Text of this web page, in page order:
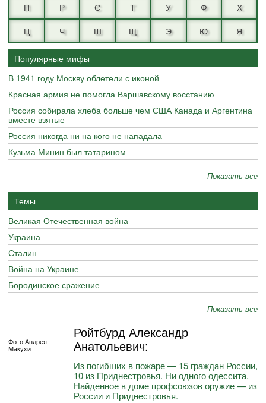
П
Р С Т У Ф
Х
Ц
Ч Ш Щ Э Ю Я
Популярные мифы
В 1941 году Москву облетели с иконой
Красная армия не помогла Варшавскому восстанию
Россия собирала хлеба больше чем США Канада и Аргентина
вместе взятые
Россия никогда ни на кого не нападала
Кузьма Минин был татарином
Показать все
Темы
Великая Отечественная война
Украина
Сталин
Война на Украине
Бородинское сражение
Показать все
Фото Андрея
Макухи
Ройтбурд Александр
Анатольевич:
Из погибших в пожаре — 15 граждан России,
10 из Приднестровья. Ни одного одессита.
Найденное в доме профсоюзов оружие — из
России и Приднестровья.